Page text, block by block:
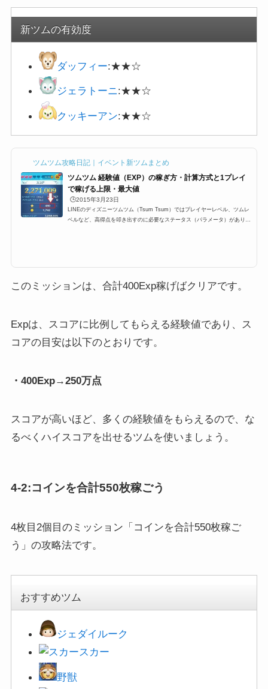
新ツムの有効度
ダッフィー:★★☆
ジェラトーニ:★★☆
クッキーアン:★★☆
ツムツム攻略日記｜イベント新ツムまとめ
ツムツム 経験値（EXP）の稼ぎ方・計算方式と1プレイ
で稼げる上限・最大値
🕒️2015年3月23日
LINEのディズニーツムツム（Tsum Tsum）ではプレイヤーレベル、ツムレ
ベルなど、高得点を叩き出すのに必要なステータス（パラメータ）がありま
い1プレイで経験値稼いだのかは。...
このミッションは、合計400Exp稼げばクリアです。
Expは、スコアに比例してもらえる経験値であり、ス
コアの目安は以下のとおりです。
・400Exp→250万点
スコアが高いほど、多くの経験値をもらえるので、な
るべくハイスコアを出せるツムを使いましょう。
4-2:コインを合計550枚稼ごう
4枚目2個目のミッション「コインを合計550枚稼ご
う」の攻略法です。
おすすめツム
ジェダイルーク
スカー
野獣